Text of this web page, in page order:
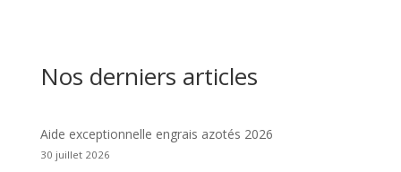
Nos derniers articles
Aide exceptionnelle engrais azotés 2026
30 juillet 2026